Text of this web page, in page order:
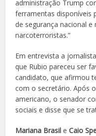
administração Trump
ferramentas disponíveis
de segurança nacional
narcoterroristas.”
Em entrevista a
que Rubio pareceu ser
candidato, que afirmou
com o secretário. Após
americano, o senador
sociais e disse que se
Mariana Brasile Caio